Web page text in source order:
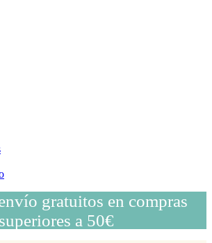
gratuitos en compras
superiores a 50€